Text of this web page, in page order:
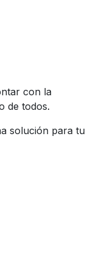
con la
de todos.
solución para tu